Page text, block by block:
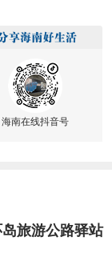
海南在线抖音号
旅游公路驿站